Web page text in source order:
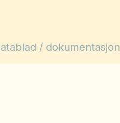
/ dokumentasjon